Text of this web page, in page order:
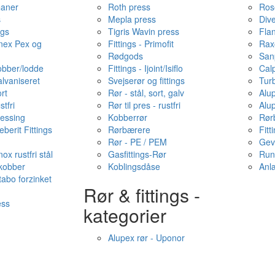
Pex og
lodde
Fittings
rustfri stål
forzinket
Roth press
Mepla press
Tigris Wavin press
Fittings - Primofit
Rødgods
Fittings - Ijoint/Isiflo
Svejserør og fittings
Rør - stål, sort, galv
Rør til pres - rustfri
Kobberrør
Rørbærere
Rør - PE / PEM
Gasfittings-Rør
Koblingsdåse
Rør & fittings -
kategorier
Alupex rør - Uponor